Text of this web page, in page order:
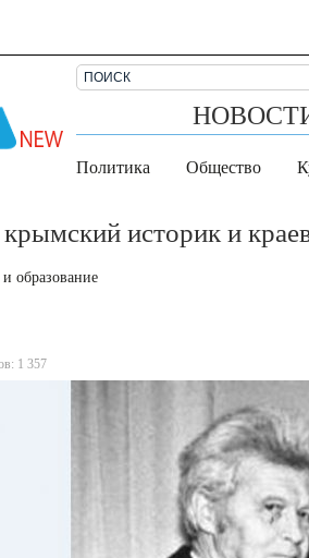
Политика Общество
историк и
и образование
1 357